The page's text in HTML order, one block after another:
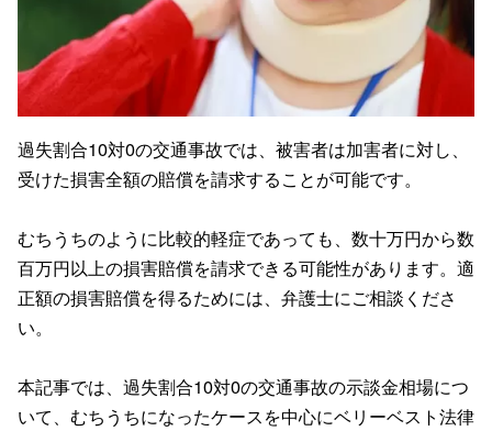
過失割合10対0の交通事故では、被害者は加害者に対し、
受けた損害全額の賠償を請求することが可能です。
むちうちのように比較的軽症であっても、数十万円から数
百万円以上の損害賠償を請求できる可能性があります。適
正額の損害賠償を得るためには、弁護士にご相談くださ
い。
本記事では、過失割合10対0の交通事故の示談金相場につ
いて、むちうちになったケースを中心にベリーベスト法律